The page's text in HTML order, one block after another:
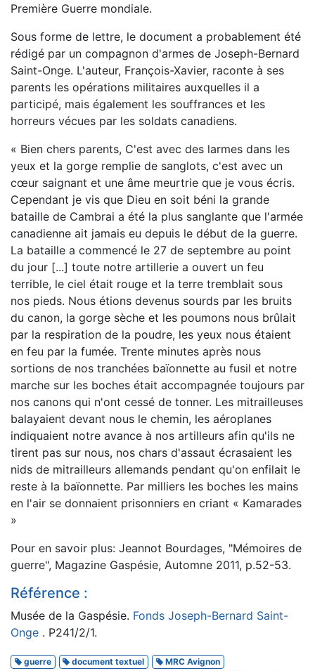
Première Guerre mondiale.
Sous forme de lettre, le document a probablement été
rédigé par un compagnon d'armes de Joseph-Bernard
Saint-Onge. L'auteur, François-Xavier, raconte à ses
parents les opérations militaires auxquelles il a
participé, mais également les souffrances et les
horreurs vécues par les soldats canadiens.
« Bien chers parents, C'est avec des larmes dans les
yeux et la gorge remplie de sanglots, c'est avec un
cœur saignant et une âme meurtrie que je vous écris.
Cependant je vis que Dieu en soit béni la grande
bataille de Cambrai a été la plus sanglante que l'armée
canadienne ait jamais eu depuis le début de la guerre.
La bataille a commencé le 27 de septembre au point
du jour [...] toute notre artillerie a ouvert un feu
terrible, le ciel était rouge et la terre tremblait sous
nos pieds. Nous étions devenus sourds par les bruits
du canon, la gorge sèche et les poumons nous brûlait
par la respiration de la poudre, les yeux nous étaient
en feu par la fumée. Trente minutes après nous
sortions de nos tranchées baïonnette au fusil et notre
marche sur les boches était accompagnée toujours par
nos canons qui n'ont cessé de tonner. Les mitrailleuses
balayaient devant nous le chemin, les aéroplanes
indiquaient notre avance à nos artilleurs afin qu'ils ne
tirent pas sur nous, nos chars d'assaut écrasaient les
nids de mitrailleurs allemands pendant qu'on enfilait le
reste à la baïonnette. Par milliers les boches les mains
en l'air se donnaient prisonniers en criant « Kamarades
»
Pour en savoir plus: Jeannot Bourdages, "Mémoires de
guerre", Magazine Gaspésie, Automne 2011, p.52-53.
Référence :
Musée de la Gaspésie. Fonds Joseph-Bernard Saint-
Onge . P241/2/1.
guerre document textuel
MRC Avignon